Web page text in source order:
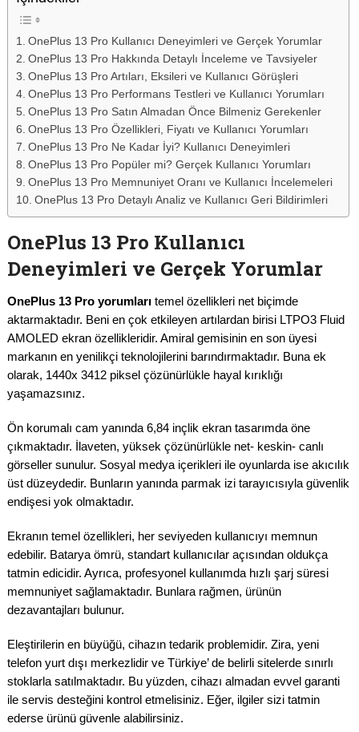
OnePlus 13 Pro Kullanıcı Deneyimleri ve Gerçek Yorumlar
OnePlus 13 Pro Hakkında Detaylı İnceleme ve Tavsiyeler
OnePlus 13 Pro Artıları, Eksileri ve Kullanıcı Görüşleri
OnePlus 13 Pro Performans Testleri ve Kullanıcı Yorumları
OnePlus 13 Pro Satın Almadan Önce Bilmeniz Gerekenler
OnePlus 13 Pro Özellikleri, Fiyatı ve Kullanıcı Yorumları
OnePlus 13 Pro Ne Kadar İyi? Kullanıcı Deneyimleri
OnePlus 13 Pro Popüler mi? Gerçek Kullanıcı Yorumları
OnePlus 13 Pro Memnuniyet Oranı ve Kullanıcı İncelemeleri
OnePlus 13 Pro Detaylı Analiz ve Kullanıcı Geri Bildirimleri
OnePlus 13 Pro Kullanıcı
Deneyimleri ve Gerçek Yorumlar
OnePlus 13 Pro yorumları temel özellikleri net biçimde
aktarmaktadır. Beni en çok etkileyen artılardan birisi LTPO3 Fluid
AMOLED ekran özellikleridir. Amiral gemisinin en son üyesi
markanın en yenilikçi teknolojilerini barındırmaktadır. Buna ek
olarak, 1440x 3412 piksel çözünürlükle hayal kırıklığı
yaşamazsınız.
Ön korumalı cam yanında 6,84 inçlik ekran tasarımda öne
çıkmaktadır. İlaveten, yüksek çözünürlükle net- keskin- canlı
görseller sunulur. Sosyal medya içerikleri ile oyunlarda ise akıcılık
üst düzeydedir. Bunların yanında parmak izi tarayıcısıyla güvenlik
endişesi yok olmaktadır.
Ekranın temel özellikleri, her seviyeden kullanıcıyı memnun
edebilir. Batarya ömrü, standart kullanıcılar açısından oldukça
tatmin edicidir. Ayrıca, profesyonel kullanımda hızlı şarj süresi
memnuniyet sağlamaktadır. Bunlara rağmen, ürünün
dezavantajları bulunur.
Eleştirilerin en büyüğü, cihazın tedarik problemidir. Zira, yeni
telefon yurt dışı merkezlidir ve Türkiye’ de belirli sitelerde sınırlı
stoklarla satılmaktadır. Bu yüzden, cihazı almadan evvel garanti
ile servis desteğini kontrol etmelisiniz. Eğer, ilgiler sizi tatmin
ederse ürünü güvenle alabilirsiniz.